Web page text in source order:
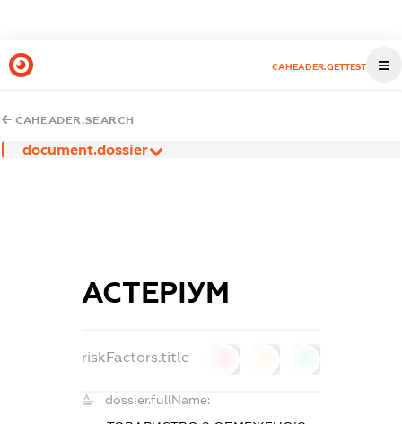
CAHEADER.GETTEST
CAHEADER.SEARCH
document.dossier
АСТЕРІУМ
riskFactors.title
dossier.fullName: